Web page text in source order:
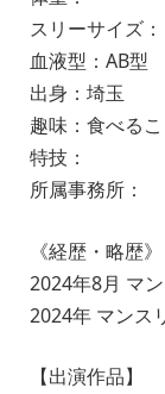
スリーサイズ：
血液型：AB型
出身：埼玉
趣味：食べる
特技：
所属事務所：
《経歴・略歴》
2024年8月 マ
2024年 マンス
【出演作品】